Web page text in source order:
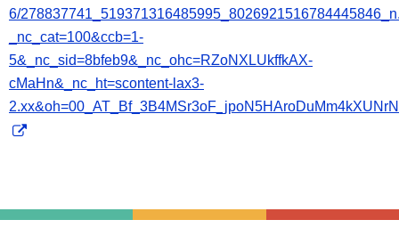
6/
_nc_cat=100&ccb=1-
5&_nc_sid=8bfeb9&_nc_ohc=RZoNXLUkffkAX-
cMaHn&_nc_ht=scontent-lax3-